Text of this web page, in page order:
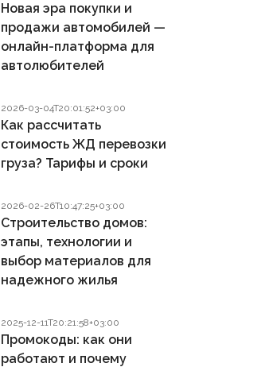
Новая эра покупки и
продажи автомобилей —
онлайн-платформа для
автолюбителей
2026-03-04T20:01:52+03:00
Как рассчитать
стоимость ЖД перевозки
груза? Тарифы и сроки
2026-02-26T10:47:25+03:00
Строительство домов:
этапы, технологии и
выбор материалов для
надежного жилья
2025-12-11T20:21:58+03:00
Промокоды: как они
работают и почему